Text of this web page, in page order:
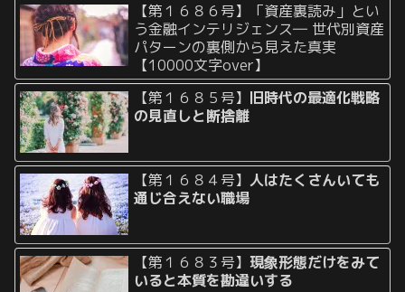
【第１６８６号】「資産裏読み」とい
う金融インテリジェンス― 世代別資産
パターンの裏側から見えた真実
【10000文字over】
【第１６８５号】 旧時代の最適化戦略
の見直しと断捨離
【第１６８４号】人はたくさんいても
通じ合えない職場
【第１６８３号】現象形態だけをみて
いると本質を勘違いする